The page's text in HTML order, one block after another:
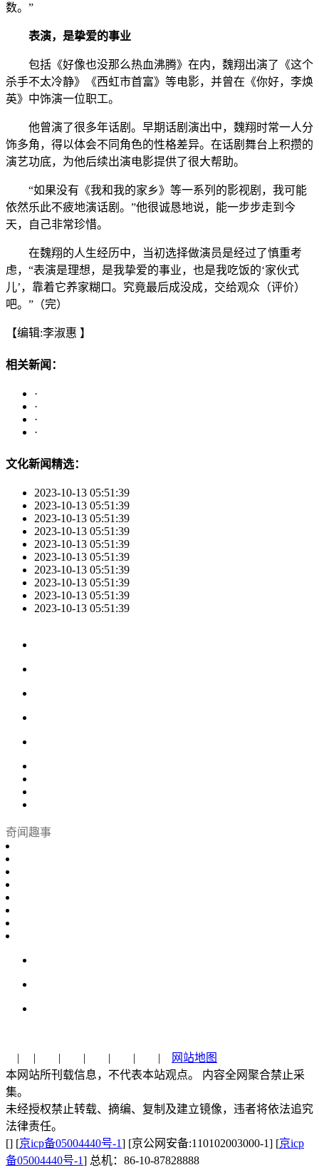
数。”
表演，是挚爱的事业
包括《好像也没那么热血沸腾》在内，魏翔出演了《这个
杀手不太冷静》《西虹市首富》等电影，并曾在《你好，李焕
英》中饰演一位职工。
他曾演了很多年话剧。早期话剧演出中，魏翔时常一人分
饰多角，得以体会不同角色的性格差异。在话剧舞台上积攒的
演艺功底，为他后续出演电影提供了很大帮助。
“如果没有《我和我的家乡》等一系列的影视剧，我可能
依然乐此不疲地演话剧。”他很诚恳地说，能一步步走到今
天，自己非常珍惜。
在魏翔的人生经历中，当初选择做演员是经过了慎重考
虑，“表演是理想，是我挚爱的事业，也是我吃饭的‘家伙式
儿’，靠着它养家糊口。究竟最后成没成，交给观众（评价）
吧。”（完）
【编辑:李淑惠 】
相关新闻：
·
·
·
·
文化新闻精选：
2023-10-13 05:51:39
2023-10-13 05:51:39
2023-10-13 05:51:39
2023-10-13 05:51:39
2023-10-13 05:51:39
2023-10-13 05:51:39
2023-10-13 05:51:39
2023-10-13 05:51:39
2023-10-13 05:51:39
2023-10-13 05:51:39
奇闻趣事
| | | | | | |
网站地图
本网站所刊载信息，不代表本站观点。 内容全网聚合禁止采
集。
未经授权禁止转载、摘编、复制及建立镜像，违者将依法追究
法律责任。
[] [京icp备05004440号-1] [京公网安备:110102003000-1] [京icp
备05004440号-1] 总机：86-10-87828888